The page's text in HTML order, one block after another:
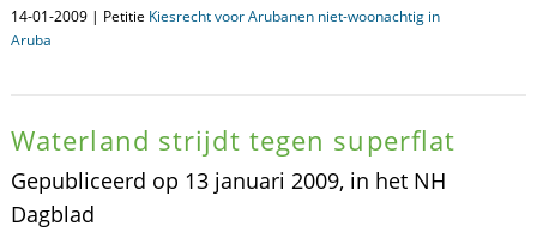
14-01-2009 | Petitie Kiesrecht voor Arubanen niet-woonachtig in
Aruba
Waterland strijdt tegen superflat
Gepubliceerd op 13 januari 2009, in het NH
Dagblad